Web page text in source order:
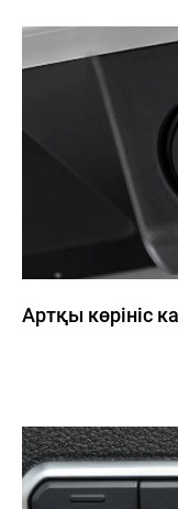
Артқы көрініс